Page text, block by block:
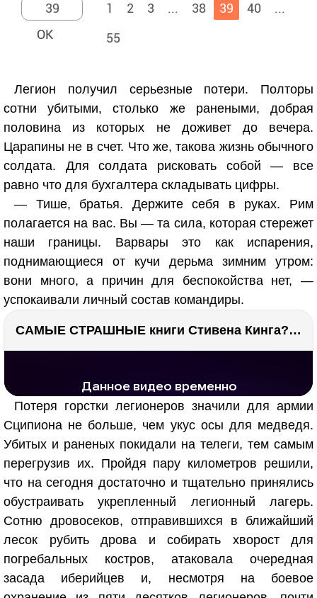
1 2 3 ... 38 39 40
...
55
Легион получил серьезные потери. Полторы
сотни убитыми, столько же ранеными, добрая
половина из которых не доживет до вечера.
Царапины не в счет. Что же, такова жизнь обычного
солдата. Для солдата рисковать собой — все
равно что для бухгалтера складывать цифры.
— Тише, братья. Держите себя в руках. Рим
полагается на вас. Вы — та сила, которая стережет
наши границы. Варвары это как испарения,
поднимающиеся от кучи дерьма зимним утром:
вони много, а причин для беспокойства нет, —
успокаивали личный состав командиры.
САМЫЕ СТРАШНЫЕ книги Стивена Кинга???
Потеря горстки легионеров значили для армии
Сципиона не больше, чем укус осы для медведя.
Убитых и раненых покидали на телеги, тем самым
перегрузив их. Пройдя пару километров решили,
что на сегодня достаточно и тщательно принялись
обустраивать укрепленный легионный лагерь.
Сотню дровосеков, отправившихся в ближайший
лесок рубить дрова и собирать хворост для
погребальных костров, атаковала очередная
засада иберийцев и, несмотря на боевое